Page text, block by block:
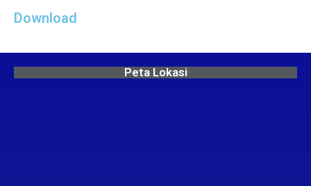
Download
Peta Lokasi